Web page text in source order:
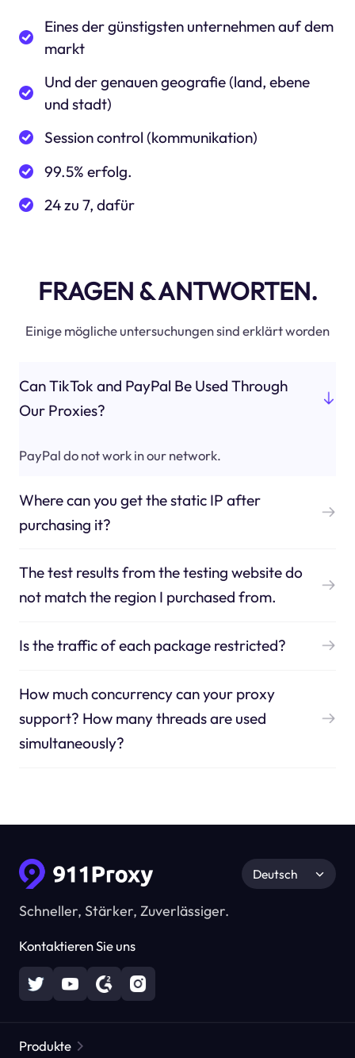
Eines der günstigsten unternehmen auf dem
markt
Und der genauen geografie (land, ebene
und stadt)
Session control (kommunikation)
99.5% erfolg.
24 zu 7, dafür
FRAGEN & ANTWORTEN.
Einige mögliche untersuchungen sind erklärt worden
Can TikTok and PayPal Be Used Through
Our Proxies?
PayPal do not work in our network.
Where can you get the static IP after
purchasing it?
The test results from the testing website do
not match the region I purchased from.
Is the traffic of each package restricted?
How much concurrency can your proxy
support? How many threads are used
simultaneously?
Schneller, Stärker, Zuverlässiger.
Kontaktieren Sie uns
Deutsch
Produkte